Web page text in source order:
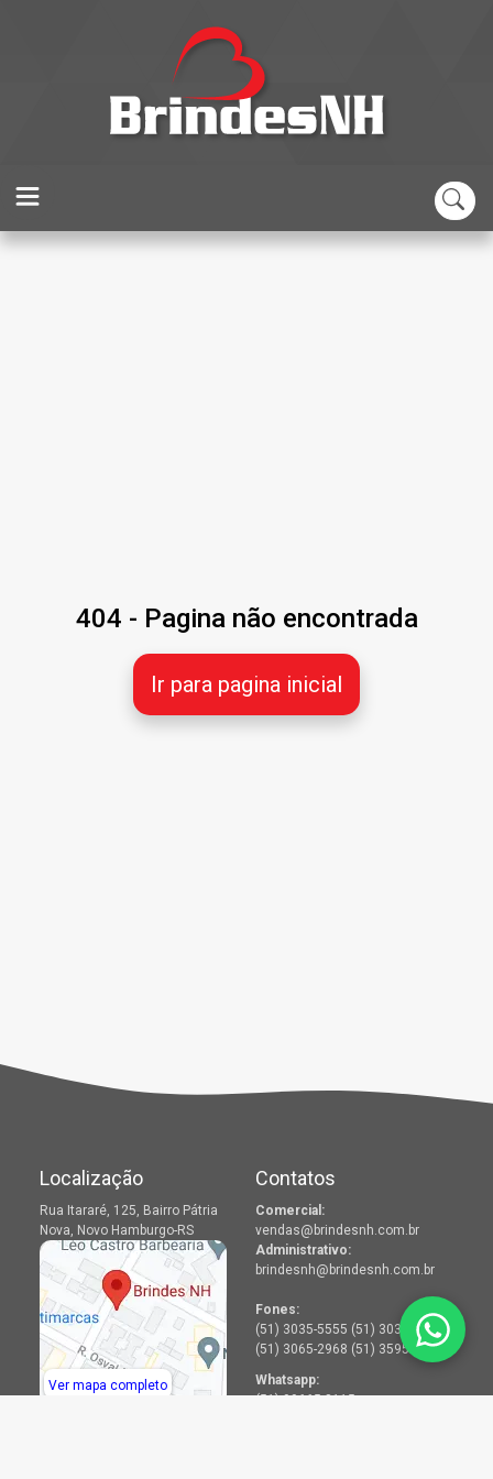
404 - Pagina não encontrada
Ir para pagina inicial
Localização
Rua Itararé, 125, Bairro Pátria
Nova, Novo Hamburgo-RS
Ver mapa completo
Contatos
Comercial:
vendas@brindesnh.com.br
Administrativo:
brindesnh@brindesnh.com.br
Fones:
(51) 3035-5555 (51) 3036-2968
(51) 3065-2968 (51) 3595-2968
Whatsapp:
(51) 99665-8115